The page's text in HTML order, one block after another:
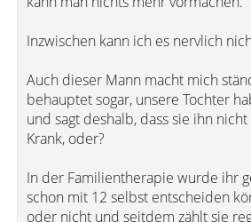
Inzwischen kann ich es nervlich
Auch dieser Mann macht mich
behauptet sogar, unsere Tochter
und sagt deshalb, dass sie ihn
Krank, oder?
In der Familientherapie wurde ihr
schon mit 12 selbst entscheiden
oder nicht und seitdem zählt sie